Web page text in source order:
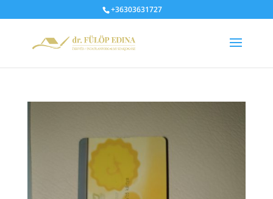
+36303631727